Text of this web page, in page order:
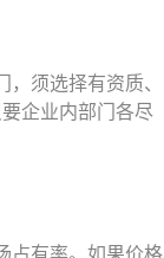
须选择有资质、
企业内部门各尽
占有率。如果价格